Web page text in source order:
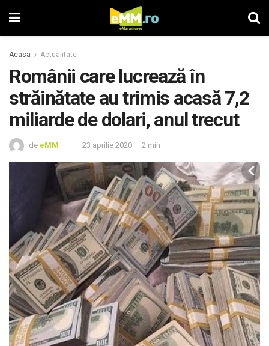
Acasa Actualitate
Românii care lucrează în
străinătate au trimis acasă 7,2
miliarde de dolari, anul trecut
de eMM 23 aprilie 2020 2 min